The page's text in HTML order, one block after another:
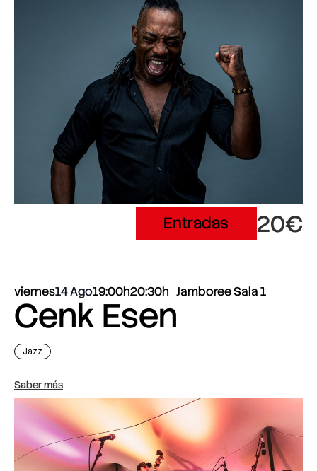
Entradas 20€
viernes14 Ago19:00h20:30h Jamboree Sala 1
Cenk Esen
Jazz
Saber más